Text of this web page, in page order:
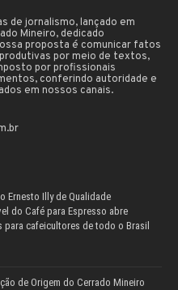
de jornalismo, lançado em
Mineiro, dedicado
proposta é comunicar fatos
por meio de textos,
por profissionais
conferindo autoridade e
em nossos canais.
Ernesto Illy de Qualidade
do Café para Espresso abre
para cafeicultores de todo o Brasil
de Origem do Cerrado Mineiro